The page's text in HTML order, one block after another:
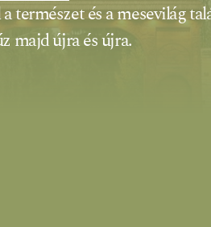
természet és a mesevilág
majd újra és újra.